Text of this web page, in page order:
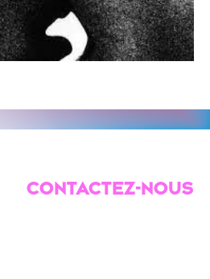
CONTACTEZ-NOUS